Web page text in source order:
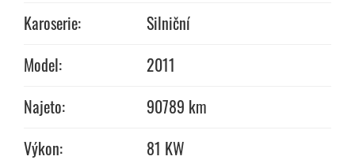
Karoserie:
Silniční
Model:
2011
Najeto:
90789 km
Výkon:
81 KW